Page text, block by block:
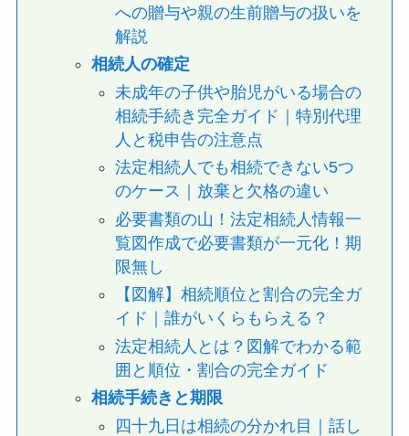
への贈与や親の生前贈与の扱いを
解説
相続人の確定
未成年の子供や胎児がいる場合の
相続手続き完全ガイド｜特別代理
人と税申告の注意点
法定相続人でも相続できない5つ
のケース｜放棄と欠格の違い
必要書類の山！法定相続人情報一
覧図作成で必要書類が一元化！期
限無し
【図解】相続順位と割合の完全ガ
イド｜誰がいくらもらえる？
法定相続人とは？図解でわかる範
囲と順位・割合の完全ガイド
相続手続きと期限
四十九日は相続の分かれ目｜話し